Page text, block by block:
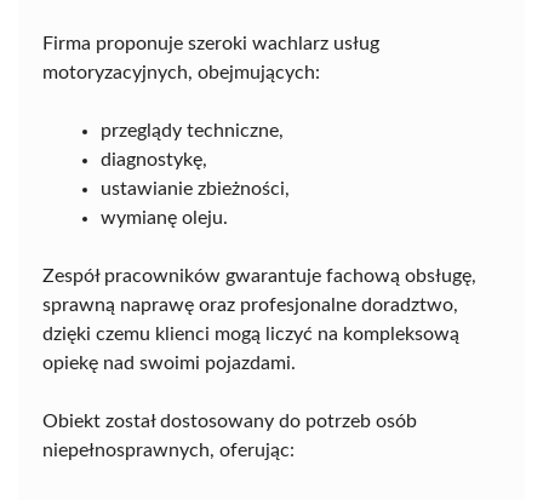
Firma proponuje szeroki wachlarz usług
motoryzacyjnych, obejmujących:
przeglądy techniczne,
diagnostykę,
ustawianie zbieżności,
wymianę oleju.
Zespół pracowników gwarantuje fachową obsługę,
sprawną naprawę oraz profesjonalne doradztwo,
dzięki czemu klienci mogą liczyć na kompleksową
opiekę nad swoimi pojazdami.
Obiekt został dostosowany do potrzeb osób
niepełnosprawnych, oferując: